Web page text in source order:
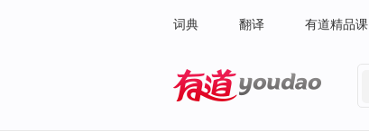
词典 翻译 有道精品课